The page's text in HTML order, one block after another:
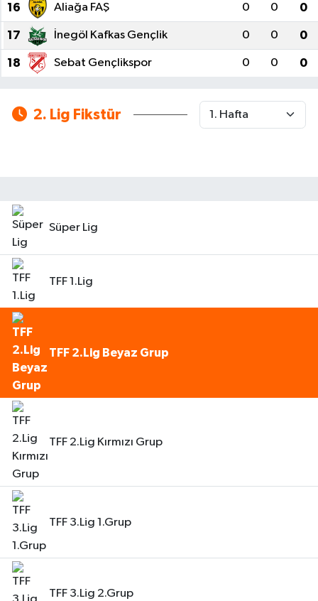
16 Aliağa FAŞ 0 0 0
17 İnegöl Kafkas Gençlik 0 0 0
18 Sebat Gençlikspor 0 0 0
2. Lig Fikstür
Süper Lig
TFF 1.Lig
TFF 2.Lig Beyaz Grup
TFF 2.Lig Kırmızı Grup
TFF 3.Lig 1.Grup
TFF 3.Lig 2.Grup